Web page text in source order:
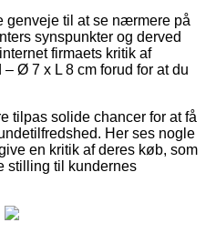
genveje til at se nærmere på
synspunkter og derved
firmaets kritik af
Ø 7 x L 8 cm forud for at du
tilpas solide chancer for at få
Her ses nogle
en kritik af deres køb, som
stilling til kundernes